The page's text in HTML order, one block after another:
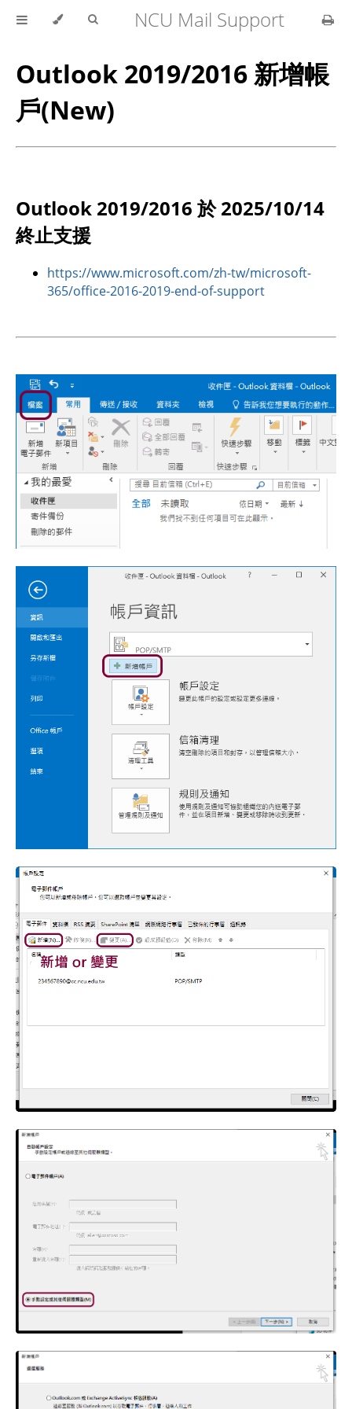
NCU Mail Support
Outlook 2019/2016 新增帳
戶(New)
Outlook 2019/2016 於 2025/10/14
終止支援
https://www.microsoft.com/zh-tw/microsoft-
365/office-2016-2019-end-of-support